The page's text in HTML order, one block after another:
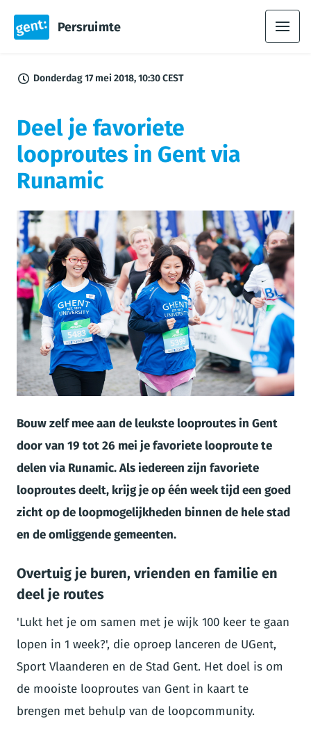
Persruimte
Donderdag 17 mei 2018, 10:30 CEST
Deel je favoriete
looproutes in Gent via
Runamic
JPG
Bouw zelf mee aan de leukste looproutes in Gent
door van 19 tot 26 mei je favoriete looproute te
delen via Runamic. Als iedereen zijn favoriete
looproutes deelt, krijg je op één week tijd een goed
zicht op de loopmogelijkheden binnen de hele stad
en de omliggende gemeenten.
Overtuig je buren, vrienden en familie en
deel je routes
'Lukt het je om samen met je wijk 100 keer te gaan
lopen in 1 week?', die oproep lanceren de UGent,
Sport Vlaanderen en de Stad Gent. Het doel is om
de mooiste looproutes van Gent in kaart te
brengen met behulp van de loopcommunity.